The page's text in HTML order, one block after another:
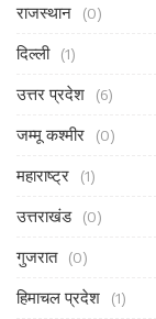
राजस्थान (0)
दिल्ली (1)
उत्तर प्रदेश (6)
जम्मू कश्मीर (0)
महाराष्ट्र (1)
उत्तराखंड (0)
गुजरात (0)
हिमाचल प्रदेश (1)